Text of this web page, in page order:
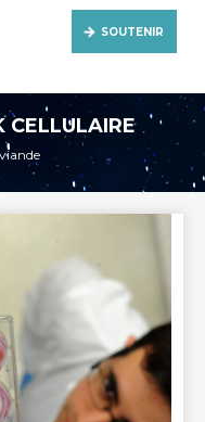
SOUTENIR
CELLULAIRE